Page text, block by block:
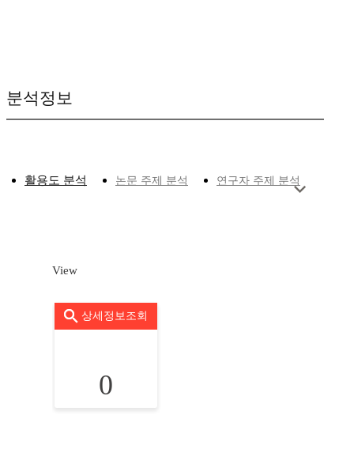
분석정보
활용도 분석 논문 주제 분석 연구자 주제 분석
View
상세정보조회
0